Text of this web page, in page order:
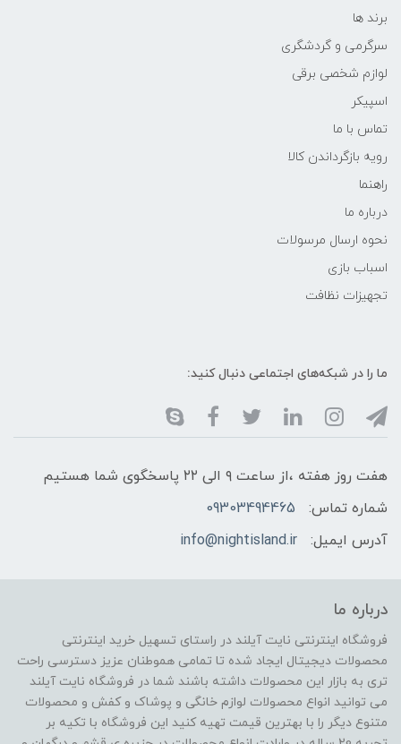
برند ها
سرگرمی و گردشگری
لوازم شخصی برقی
اسپیکر
تماس با ما
رویه بازگرداندن کالا
راهنما
درباره ما
نحوه ارسال مرسولات
اسباب بازی
تجهیزات نظافت
ما را در شبکه‌های اجتماعی دنبال کنید:
هفت روز هفته ،از ساعت ۹ الی ۲۲ پاسخگوی شما هستیم
شماره تماس:
09303494465
آدرس ایمیل:
info@nightisland.ir
درباره ما
فروشگاه اینترنتی نایت آیلند در راستای تسهیل خرید اینترنتی
محصولات دیجیتال ایجاد شده تا تمامی هموطنان عزیز دسترسی راحت
تری به بازار این محصولات داشته باشند شما در فروشگاه نایت آیلند
می توانید انواع محصولات لوازم خانگی و پوشاک و کفش و محصولات
متنوع دیگر را با بهترین قیمت تهیه کنید این فروشگاه با تکیه بر